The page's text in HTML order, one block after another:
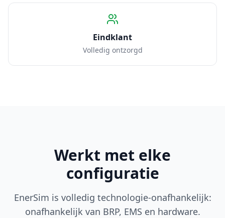
Eindklant
Volledig ontzorgd
Werkt met elke
configuratie
EnerSim is volledig technologie-onafhankelijk:
onafhankelijk van BRP, EMS en hardware.